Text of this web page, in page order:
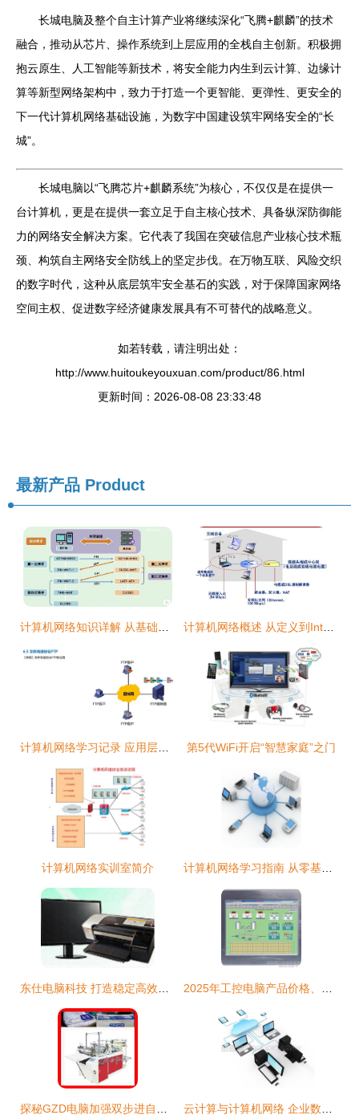
长城电脑及整个自主计算产业将继续深化“飞腾+麒麟”的技术
融合，推动从芯片、操作系统到上层应用的全栈自主创新。积极拥
抱云原生、人工智能等新技术，将安全能力内生到云计算、边缘计
算等新型网络架构中，致力于打造一个更智能、更弹性、更安全的
下一代计算机网络基础设施，为数字中国建设筑牢网络安全的“长
城”。
长城电脑以“飞腾芯片+麒麟系统”为核心，不仅仅是在提供一
台计算机，更是在提供一套立足于自主核心技术、具备纵深防御能
力的网络安全解决方案。它代表了我国在突破信息产业核心技术瓶
颈、构筑自主网络安全防线上的坚定步伐。在万物互联、风险交织
的数字时代，这种从底层筑牢安全基石的实践，对于保障国家网络
空间主权、促进数字经济健康发展具有不可替代的战略意义。
如若转载，请注明出处：
http://www.huitoukeyouxuan.com/product/86.html
更新时间：2026-08-08 23:33:48
最新产品 Product
计算机网络知识详解 从基础到应用 计算机网络概述 从定义到Internet结构
计算机网络学习记录 应用层（第6天） 第5代WiFi开启“智慧家庭”之门
计算机网络实训室简介 计算机网络学习指南 从零基瘏到深入理解的靠谱路线
东仕电脑科技 打造稳定高效的网络互联解决方案 2025年工控电脑产品价格、批发渠道及厂家选择全攻略
探秘GZD电脑加强双步进自动卫生纸外包袋制袋机 技术突破与图鉴解析 云计算与计算机网络 企业数字化转型的双擎驱动